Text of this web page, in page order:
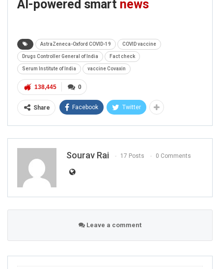
AI-powered smart news
AstraZeneca-Oxford COVID-19 COVID vaccine
Drugs Controller General of India Fact check
Serum Institute of India vaccine Covaxin
0
138,445
Share Facebook Twitter
Sourav Rai 17 Posts 0 Comments
Leave a comment